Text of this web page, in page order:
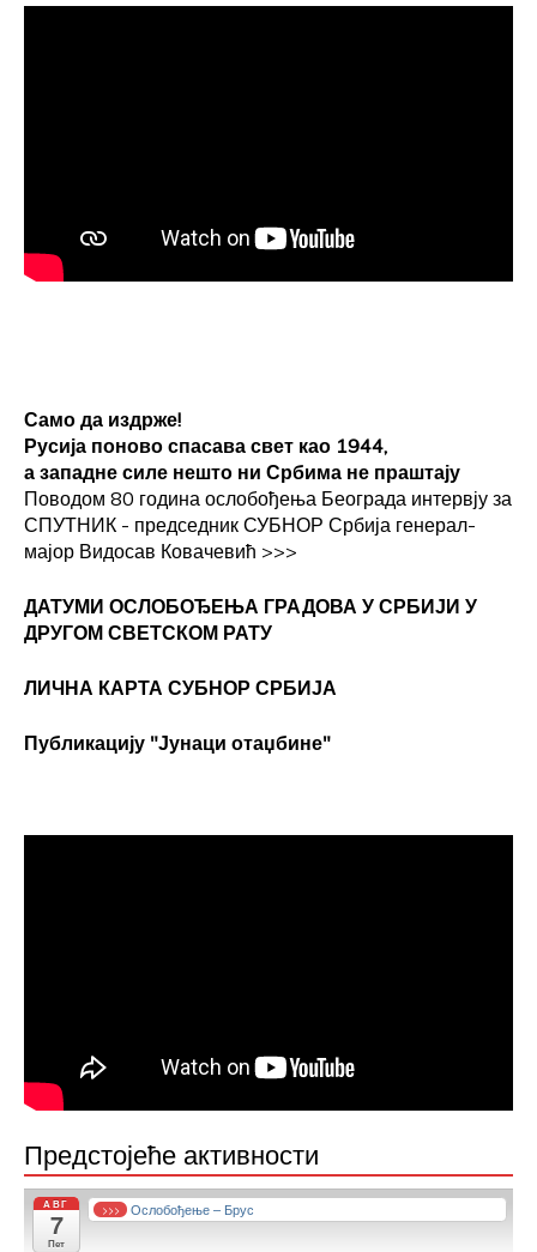
Само да издрже!
Русија поново спасава свет као 1944,
а западне силе нешто ни Србима не праштају
Поводом 80 година ослобођења Београда интервју за
СПУТНИК - председник СУБНОР Србија генерал-
мајор Видосав Ковачевић >>>
ДАТУМИ ОСЛОБОЂЕЊА ГРАДОВА У СРБИЈИ У
ДРУГОМ СВЕТСКОМ РАТУ
ЛИЧНА КАРТА СУБНОР СРБИЈА
Публикацију "Јунаци отаџбине"
Предстојеће активности
АВГ
7
Пет
>>> Ослобођење – Брус